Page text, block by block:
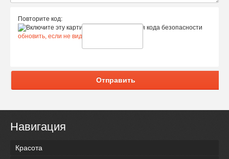
Повторите код:
обновить, если не виден код
Отправить
Навигация
Красота